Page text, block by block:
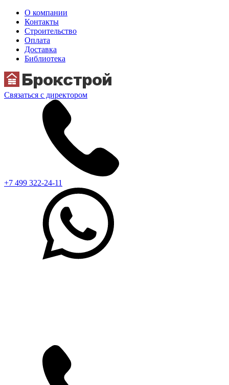
О компании
Контакты
Строительство
Оплата
Доставка
Библиотека
Связаться с директором
+7 499 322-24-11